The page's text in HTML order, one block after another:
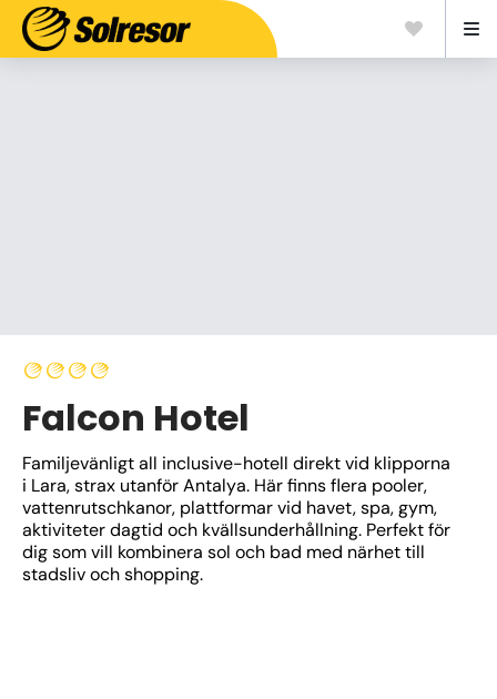
Falcon Hotel
Familjevänligt all inclusive-hotell direkt vid klipporna
i Lara, strax utanför Antalya. Här finns flera pooler,
vattenrutschkanor, plattformar vid havet, spa, gym,
aktiviteter dagtid och kvällsunderhållning. Perfekt för
dig som vill kombinera sol och bad med närhet till
stadsliv och shopping.